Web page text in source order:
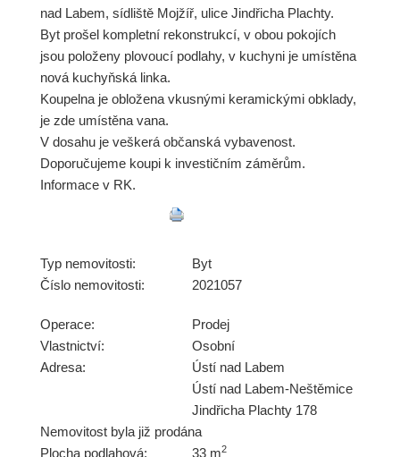
nad Labem, sídliště Mojžíř, ulice Jindřicha Plachty.
Byt prošel kompletní rekonstrukcí, v obou pokojích
jsou položeny plovoucí podlahy, v kuchyni je umístěna
nová kuchyňská linka.
Koupelna je obložena vkusnými keramickými obklady,
je zde umístěna vana.
V dosahu je veškerá občanská vybavenost.
Doporučujeme koupi k investičním záměrům.
Informace v RK.
Typ nemovitosti:
Byt
Číslo nemovitosti:
2021057
Operace:
Prodej
Vlastnictví:
Osobní
Adresa:
Ústí nad Labem
Ústí nad Labem-Neštěmice
Jindřicha Plachty 178
Nemovitost byla již prodána
Plocha podlahová:
33 m2